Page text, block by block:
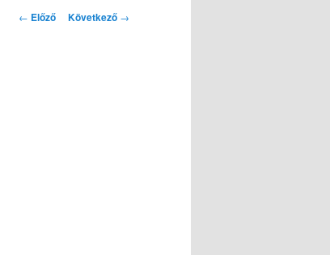
Bejegyzés navigáció
← Előző Következő →